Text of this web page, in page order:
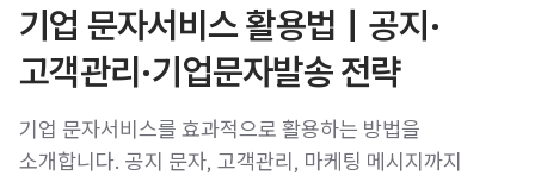
기업 문자서비스 활용법｜공지·
고객관리·기업문자발송 전략
기업 문자서비스를 효과적으로 활용하는 방법을
소개합니다. 공지 문자, 고객관리, 마케팅 메시지까지